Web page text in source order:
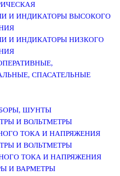
И ИНДИКАТОРЫ ВЫСОКОГО
И ИНДИКАТОРЫ НИЗКОГО
СПАСАТЕЛЬНЫЕ
ШУНТЫ
И ВОЛЬТМЕТРЫ
ТОКА И НАПРЯЖЕНИЯ
И ВОЛЬТМЕТРЫ
ТОКА И НАПРЯЖЕНИЯ
И ВАРМЕТРЫ